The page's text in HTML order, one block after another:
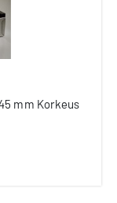
mm Korkeus